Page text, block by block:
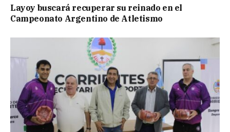
Layoy buscará recuperar su reinado en el
Campeonato Argentino de Atletismo